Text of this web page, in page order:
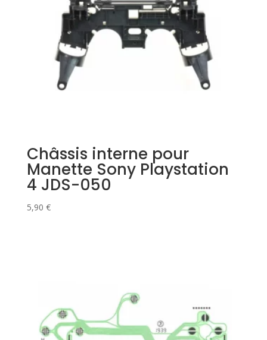
Châssis interne pour
Manette Sony Playstation
4 JDS-050
5,90 €